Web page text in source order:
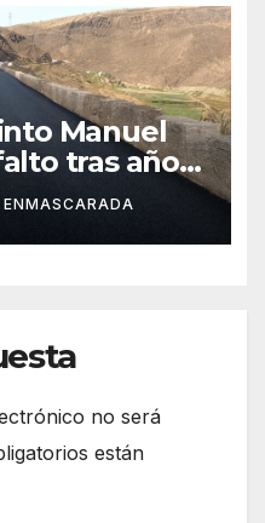
Manuel
tras años
ENMASCARADA
no será
están